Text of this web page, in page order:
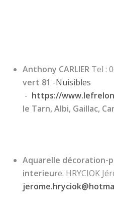
Anthony CARLIER Tel :
vert 81 -Nuisibles
- https://
le Tarn, Albi, Gaillac,
Aquarelle décoration-
interieure. HRYCIOK